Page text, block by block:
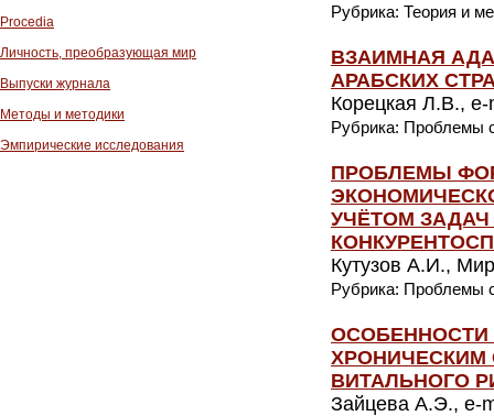
Procedia
Личность, преобразующая мир
Выпуски журнала
Методы и методики
Эмпирические исследования
Рубрика: Теория и
ВЗАИМНАЯ
АРАБСКИХ
Корецкая Л.В.,
Рубрика: Проблемы
ПРОБЛЕМЫ
УЧЁТОМ
Кутузов А.И.,
Рубрика: Проблемы
ОСОБЕННОСТИ
ХРОНИЧЕСКИМ
ВИТАЛЬНОГО
Зайцева А.Э., e-